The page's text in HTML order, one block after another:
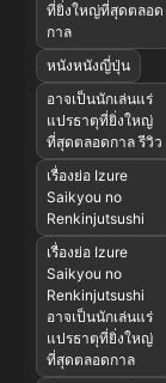
ที่ยิ่งใหญ่ที่สุดตลอด
กาล
หนังหนังญี่ปุ่น
อาจเป็นนักเล่นแร่
แปรธาตุที่ยิ่งใหญ่
ที่สุดตลอดกาล รีวิว
เรื่องย่อ Izure
Saikyou no
Renkinjutsushi
เรื่องย่อ Izure
Saikyou no
Renkinjutsushi
อาจเป็นนักเล่นแร่
แปรธาตุที่ยิ่งใหญ่
ที่สุดตลอดกาล